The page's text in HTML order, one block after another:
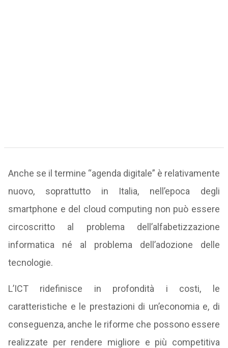
Anche se il termine “agenda digitale” è relativamente
nuovo, soprattutto in Italia, nell’epoca degli
smartphone e del cloud computing non può essere
circoscritto al problema dell’alfabetizzazione
informatica né al problema dell’adozione delle
tecnologie.
L’ICT ridefinisce in profondità i costi, le
caratteristiche e le prestazioni di un’economia e, di
conseguenza, anche le riforme che possono essere
realizzate per rendere migliore e più competitiva